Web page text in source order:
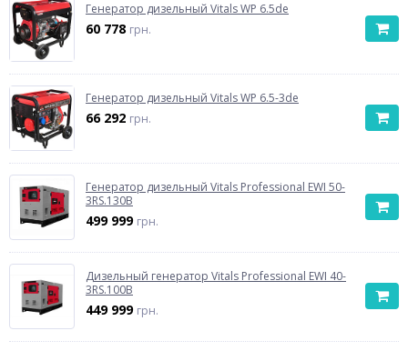
Генератор дизельный Vitals WP 6.5de
60 778 грн.
Генератор дизельный Vitals WP 6.5-3de
66 292 грн.
Генератор дизельный Vitals Professional EWI 50-
3RS.130B
499 999 грн.
Дизельный генератор Vitals Professional EWI 40-
3RS.100B
449 999 грн.